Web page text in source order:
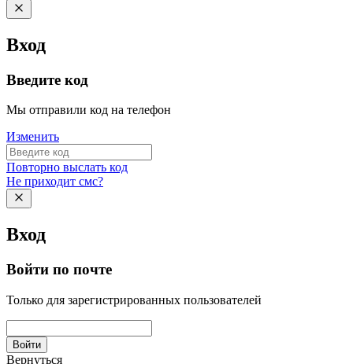
Вход
Введите код
Мы отправили код на телефон
Изменить
Повторно выслать код
Не приходит смс?
Вход
Войти по почте
Только для зарегистрированных пользователей
Войти
Вернуться